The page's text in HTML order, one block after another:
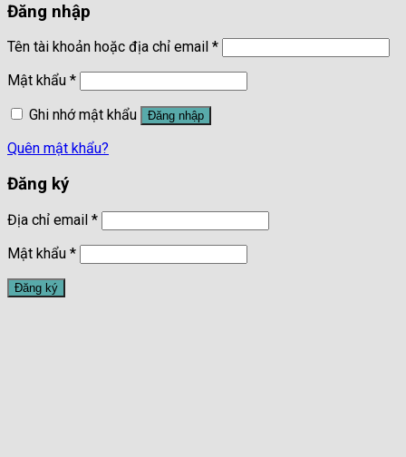
Đăng nhập
Tên tài khoản hoặc địa chỉ email *
Mật khẩu *
Ghi nhớ mật khẩu
Đăng nhập
Quên mật khẩu?
Đăng ký
Địa chỉ email *
Mật khẩu *
Đăng ký